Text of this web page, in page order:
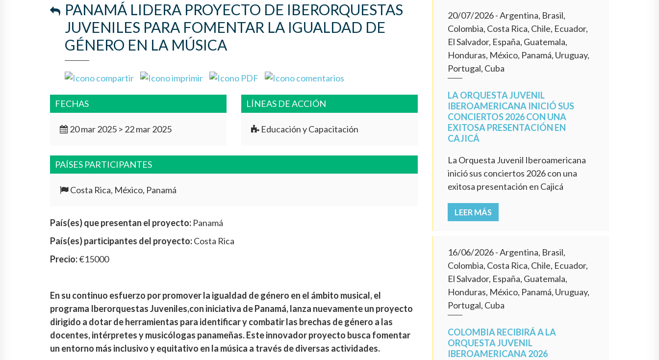
PANAMÁ LIDERA PROYECTO DE IBERORQUESTAS
JUVENILES PARA FOMENTAR LA IGUALDAD DE
GÉNERO EN LA MÚSICA
FECHAS
20 mar 2025 > 22 mar 2025
LÍNEAS DE ACCIÓN
Educación y Capacitación
PAÍSES PARTICIPANTES
Costa Rica, México, Panamá
País(es) que presentan el proyecto: Panamá
País(es) participantes del proyecto:Costa Rica
Precio:€15000
En su continuo esfuerzo por promover la igualdad de género en el ámbito musical, el
programa Iberorquestas Juveniles,con iniciativa de Panamá, lanza nuevamente un proyecto
dirigido a dotar de herramientas para identificar y combatir las brechas de género a las
docentes, intérpretes y musicólogas panameñas. Este innovador proyecto busca fomentar
un entorno más inclusivo y equitativo en la música a través de diversas actividades.
20/07/2026- Argentina, Brasil,
Colombia, Costa Rica, Chile, Ecuador,
El Salvador, España, Guatemala,
Honduras, México, Panamá, Uruguay,
Portugal, Cuba
LA ORQUESTA JUVENIL
IBEROAMERICANA INICIÓ SUS
CONCIERTOS 2026 CON UNA
EXITOSA PRESENTACIÓN EN
CAJICÁ
La Orquesta Juvenil Iberoamericana
inició sus conciertos 2026 con una
exitosa presentación en Cajicá
LEER MÁS
16/06/2026- Argentina, Brasil,
Colombia, Costa Rica, Chile, Ecuador,
El Salvador, España, Guatemala,
Honduras, México, Panamá, Uruguay,
Portugal, Cuba
COLOMBIA RECIBIRÁ A LA
ORQUESTA JUVENIL
IBEROAMERICANA 2026